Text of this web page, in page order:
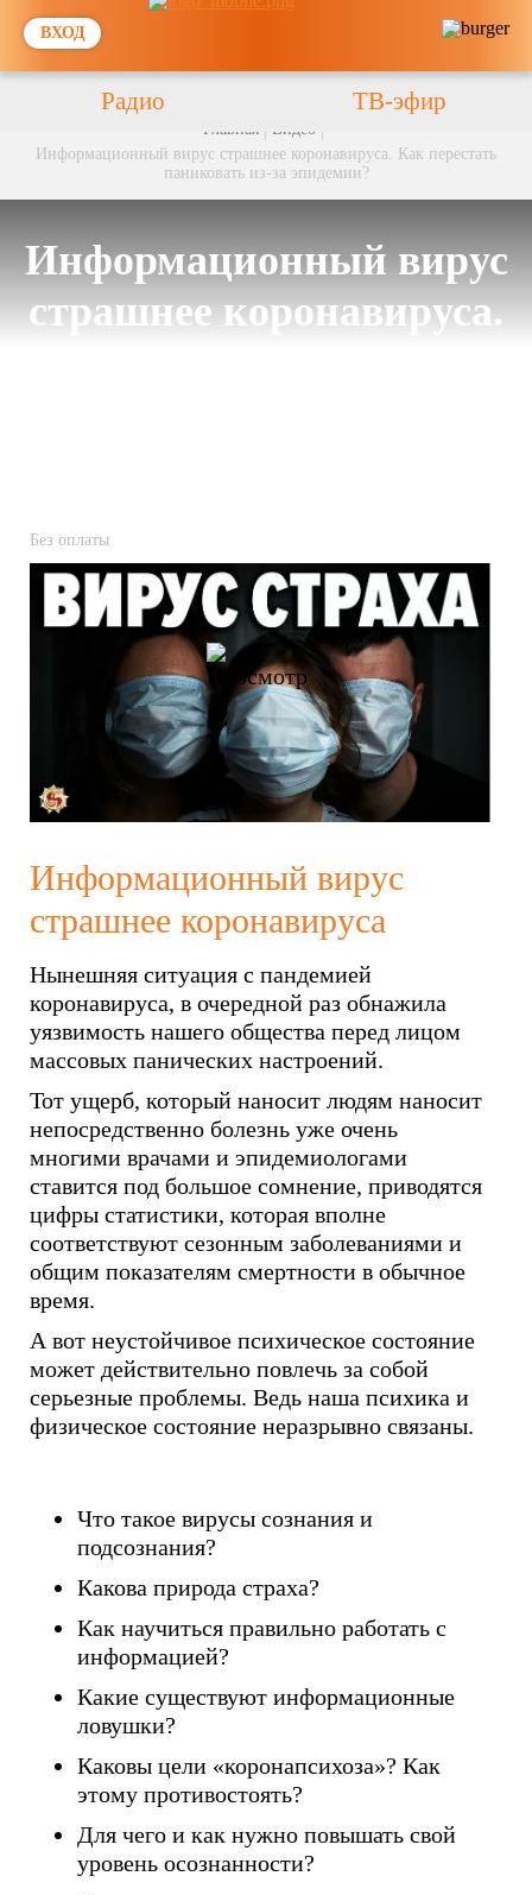
ВХОД
Радио ТВ-эфир
Главная
Видео
Информационный вирус страшнее коронавируса. Как перестать
паниковать из-за эпидемии?
Информационный вирус
страшнее коронавируса.
Без оплаты
Информационный вирус
страшнее коронавируса
Нынешняя ситуация с пандемией
коронавируса, в очередной раз обнажила
уязвимость нашего общества перед лицом
массовых панических настроений.
Тот ущерб, который наносит людям наносит
непосредственно болезнь уже очень
многими врачами и эпидемиологами
ставится под большое сомнение, приводятся
цифры статистики, которая вполне
соответствуют сезонным заболеваниями и
общим показателям смертности в обычное
время.
А вот неустойчивое психическое состояние
может действительно повлечь за собой
серьезные проблемы. Ведь наша психика и
физическое состояние неразрывно связаны.
Что такое вирусы сознания и
подсознания?
Какова природа страха?
Как научиться правильно работать с
информацией?
Какие существуют информационные
ловушки?
Каковы цели «коронапсихоза»? Как
этому противостоять?
Для чего и как нужно повышать свой
уровень осознанности?